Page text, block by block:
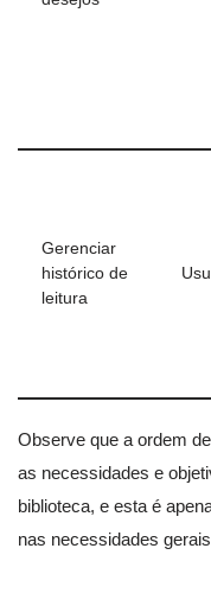
Gerenciar
histórico de
leitura
Observe que a ordem
as necessidades e
biblioteca, e esta é
nas necessidades